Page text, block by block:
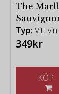
The
Typ: Vitt
349kr